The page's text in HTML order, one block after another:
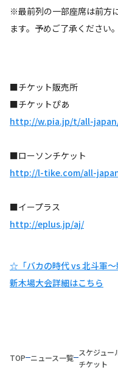
※最前列の一部座席は前方
ます。予めご了承ください。
■チケット販売所
■チケットぴあ
http://w.pia.jp/t/all-
■ローソンチケット
http://l-tike.com/all-
■イープラス
http://eplus.jp/aj/
☆「バカの時代 vs 北斗軍～
新木場大会詳細はこちら
TOP ニュース一覧
スケジュー
チケット